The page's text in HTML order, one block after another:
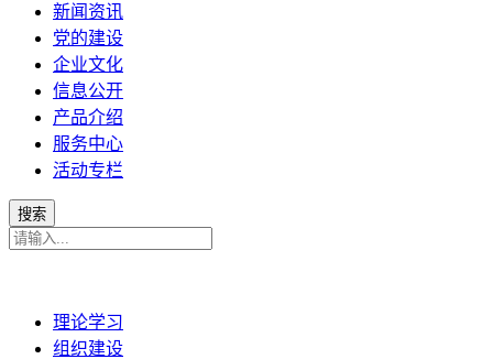
新闻资讯
党的建设
企业文化
信息公开
产品介绍
服务中心
活动专栏
理论学习
组织建设